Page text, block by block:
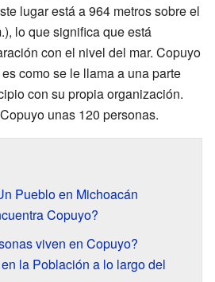
lugar está a 964 metros sobre el
lo que significa que está
con el nivel del mar. Copuyo
como se le llama a una parte
con su propia organización.
unas 120 personas.
Pueblo en Michoacán
Copuyo?
viven en Copuyo?
la Población a lo largo del